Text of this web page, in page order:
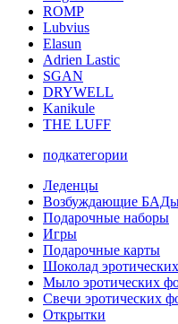
ROMP
Lubvius
Elasun
Adrien Lastic
SGAN
DRYWELL
Kanikule
THE LUFF
подкатегории
Леденцы
Возбуждающие
Подарочные наборы
Игры
Подарочные карты
Шоколад
Мыло эротических
Свечи эротических
Открытки